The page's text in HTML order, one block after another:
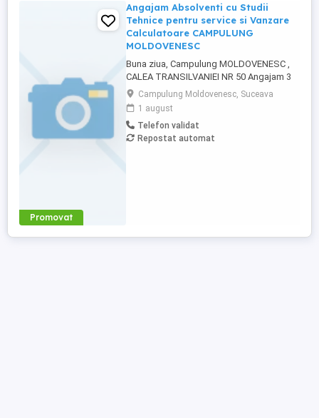
Promovat
Angajam Absolventi cu Studii
Tehnice pentru service si Vanzare
Calculatoare CAMPULUNG
MOLDOVENESC
Buna ziua, Campulung MOLDOVENESC ,
CALEA TRANSILVANIEI NR 50 Angajam 3
absolventi studii superioare in informatica
, calculatoare, sau studii tehnice cu
cunostiinte in IT, instalare sisteme de
alarmare si camere de supraveghere
Accept Software comercializeaza
Campulung Moldovenesc, Suceava
1 august
Telefon validat
Repostat automat